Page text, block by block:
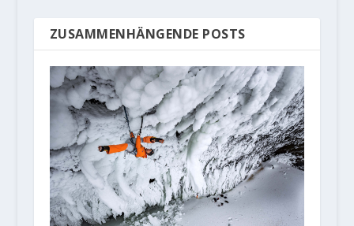
ZUSAMMENHÄNGENDE POSTS